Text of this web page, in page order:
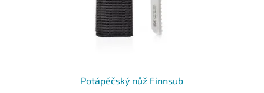
Potápěčský nůž Finnsub